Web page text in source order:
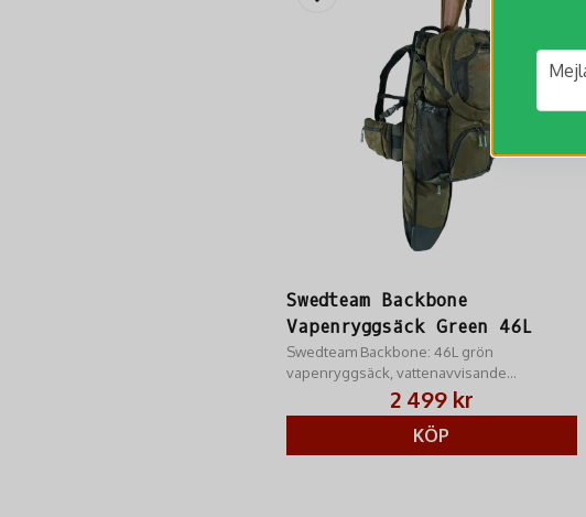
Swedteam Backbone
Vapenryggsäck Green 46L
Swedteam Backbone: 46L grön
vapenryggsäck, vattenavvisande
MOLLTEC™, integrerat vapenfack. Köp på
rmjakt.se.
2 499 kr
KÖP
email